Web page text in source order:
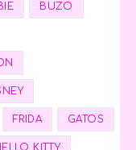
BUZO
FRIDA GATOS
KITTY